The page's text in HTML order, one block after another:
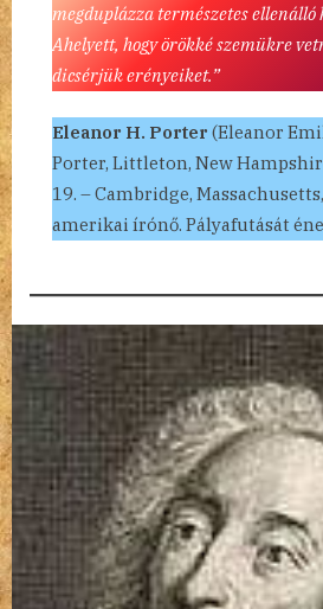
megduplázza természetes ellenálló
Ahelyett, hogy örökké szemükre
dicsérjük erényeiket.”
Eleanor H. Porter (Eleanor
Porter, Littleton, New
19. – Cambridge,
amerikai írónő. Pályafutását